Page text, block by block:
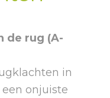
de rug (A-
in
onjuiste